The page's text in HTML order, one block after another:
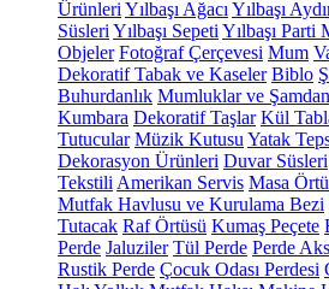
Ürünleri Yılbaşı Ağacı Yılbaşı
Süsleri Yılbaşı Sepeti Yılbaşı Parti
Objeler Fotoğraf Çerçevesi Mum
Dekoratif Tabak ve Kaseler Biblo
Buhurdanlık Mumluklar ve
Kumbara Dekoratif Taşlar Kül
Tutucular Müzik Kutusu Yatak
Dekorasyon Ürünleri Duvar Süsleri
Tekstili Amerikan Servis Masa
Mutfak Havlusu ve Kurulama Bezi
Tutacak Raf Örtüsü Kumaş Peçete
Perde Jaluziler Tül Perde Perde
Rustik Perde Çocuk Odası Perdesi